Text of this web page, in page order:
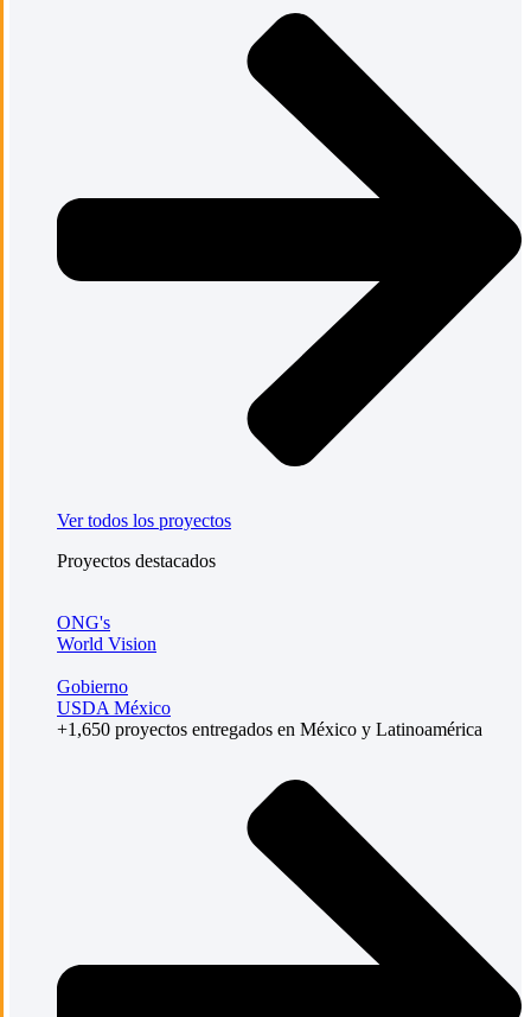
Ver todos los proyectos
Proyectos destacados
ONG's
World Vision
Gobierno
USDA México
+1,650 proyectos entregados en México y Latinoamérica